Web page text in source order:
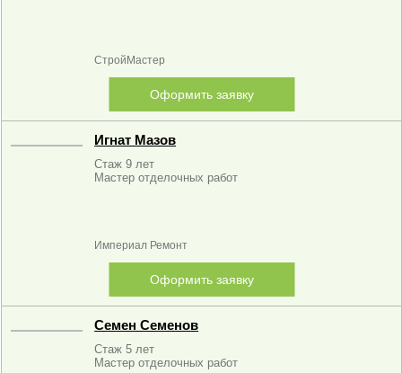
СтройМастер
Оформить заявку
Игнат Мазов
Стаж 9 лет
Мастер отделочных работ
Империал Ремонт
Оформить заявку
Семен Семенов
Стаж 5 лет
Мастер отделочных работ